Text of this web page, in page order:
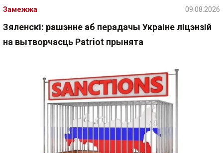
Зяленскі: рашэнне аб перадачы Украіне ліцэнзій
на вытворчасць Patriot прынята
Замежжа 09.08.2026